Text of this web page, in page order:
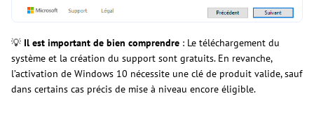
💡 Il est important de bien comprendre : Le téléchargement du
système et la création du support sont gratuits. En revanche,
l’activation de Windows 10 nécessite une clé de produit valide, sauf
dans certains cas précis de mise à niveau encore éligible.